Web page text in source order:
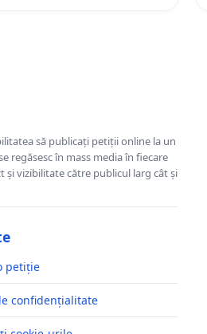
să publicați petiții online la un
regăsesc în mass media în fiecare
vizibilitate către publicul larg cât și
petiție
confidențialitate